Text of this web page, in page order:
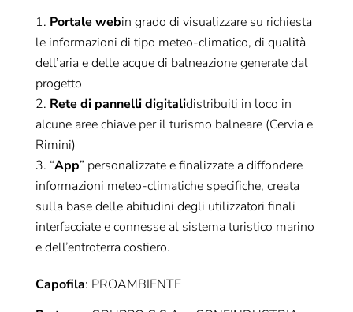
Portale webin grado di visualizzare su richiesta
le informazioni di tipo meteo-climatico, di qualità
dell’aria e delle acque di balneazione generate dal
progetto
Rete di pannelli digitalidistribuiti in loco in
alcune aree chiave per il turismo balneare (Cervia e
Rimini)
“App” personalizzate e finalizzate a diffondere
informazioni meteo-climatiche specifiche, creata
sulla base delle abitudini degli utilizzatori finali
interfacciate e connesse al sistema turistico marino
e dell’entroterra costiero.
Capofila: PROAMBIENTE